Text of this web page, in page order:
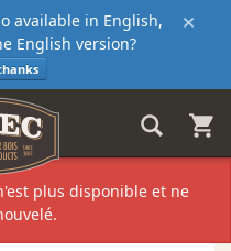
×
available in English,
English version?
plus disponible et ne